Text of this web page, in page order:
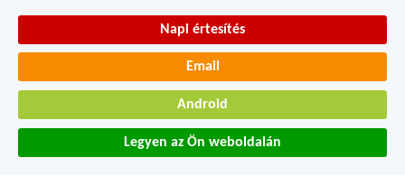
Napi értesítés
Email
Android
Legyen az Ön weboldalán